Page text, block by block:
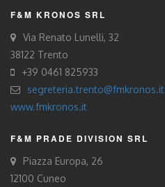
F&M KRONOS SRL
Via Renato Lunelli, 32
38122 Trento
+39 0461 825933
segreteria.trento@fmkronos.it
www.fmkronos.it
F&M PRADE DIVISION SRL
Piazza Europa, 26
12100 Cuneo